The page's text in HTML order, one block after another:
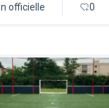
officielle 0